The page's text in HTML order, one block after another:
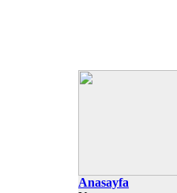
Anasayfa